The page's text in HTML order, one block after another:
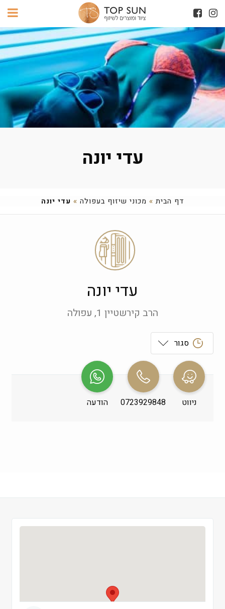
עדי יונה
דף הבית » מכוני שיזוף בעפולה » עדי יונה
עדי יונה
הרב קירשטיין 1, עפולה
סגור
ראשון
שני
09:00-19:00
שלישי
ניווט 0723929848 הודעה